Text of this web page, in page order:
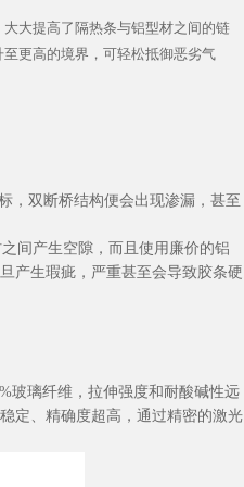
大提高了隔热条与铝型材之间的链
更高的境界，可轻松抵御恶劣气
，双断桥结构便会出现渗漏，甚至
间产生空隙，而且使用廉价的铝
产生瑕疵，严重甚至会导致胶条硬
玻璃纤维，拉伸强度和耐酸碱性远
定、精确度超高，通过精密的激光